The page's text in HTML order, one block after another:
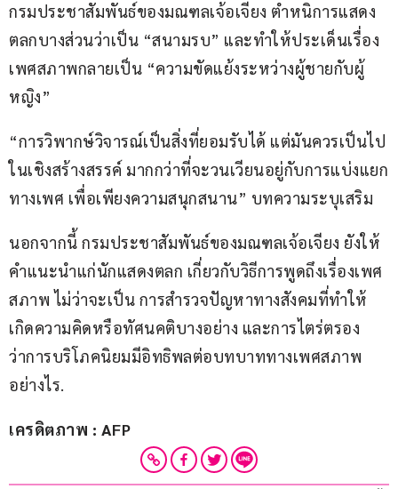
กรมประชาสัมพันธ์ของมณฑลเจ้อเจียง ตำหนิการแสดง
ตลกบางส่วนว่าเป็น “สนามรบ” และทำให้ประเด็นเรื่อง
เพศสภาพกลายเป็น “ความขัดแย้งระหว่างผู้ชายกับผู้
หญิง”
“การวิพากษ์วิจารณ์เป็นสิ่งที่ยอมรับได้ แต่มันควรเป็นไป
ในเชิงสร้างสรรค์ มากกว่าที่จะวนเวียนอยู่กับการแบ่งแยก
ทางเพศ เพื่อเพียงความสนุกสนาน” บทความระบุเสริม
นอกจากนี้ กรมประชาสัมพันธ์ของมณฑลเจ้อเจียง ยังให้
คำแนะนำแก่นักแสดงตลก เกี่ยวกับวิธีการพูดถึงเรื่องเพศ
สภาพ ไม่ว่าจะเป็น การสำรวจปัญหาทางสังคมที่ทำให้
เกิดความคิดหรือทัศนคติบางอย่าง และการไตร่ตรอง
ว่าการบริโภคนิยมมีอิทธิพลต่อบทบาททางเพศสภาพ
อย่างไร.
เครดิตภาพ : AFP